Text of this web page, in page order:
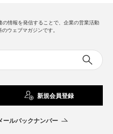
の情報を発信することで、企業の営業活動
ウェブマガジンです。
新規会員登録
ールバックナンバー